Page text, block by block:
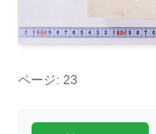
ページ: 23